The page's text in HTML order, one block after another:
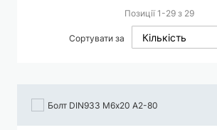
Позиції1 -29 з 29
Сортувати за
Болт DIN933 М6х20 А2-80